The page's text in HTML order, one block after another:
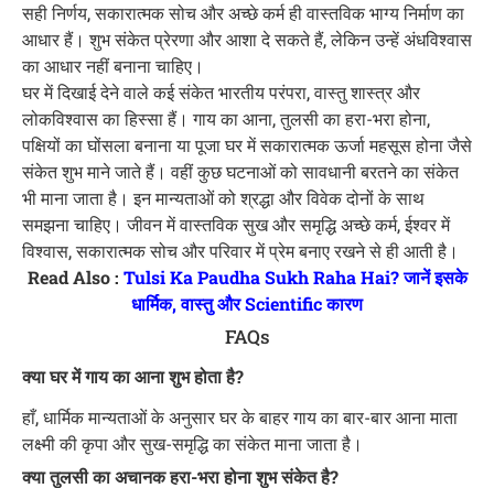
सही निर्णय, सकारात्मक सोच और अच्छे कर्म ही वास्तविक भाग्य निर्माण का
आधार हैं। शुभ संकेत प्रेरणा और आशा दे सकते हैं, लेकिन उन्हें अंधविश्वास
का आधार नहीं बनाना चाहिए।
घर में दिखाई देने वाले कई संकेत भारतीय परंपरा, वास्तु शास्त्र और
लोकविश्वास का हिस्सा हैं। गाय का आना, तुलसी का हरा-भरा होना,
पक्षियों का घोंसला बनाना या पूजा घर में सकारात्मक ऊर्जा महसूस होना जैसे
संकेत शुभ माने जाते हैं। वहीं कुछ घटनाओं को सावधानी बरतने का संकेत
भी माना जाता है। इन मान्यताओं को श्रद्धा और विवेक दोनों के साथ
समझना चाहिए। जीवन में वास्तविक सुख और समृद्धि अच्छे कर्म, ईश्वर में
विश्वास, सकारात्मक सोच और परिवार में प्रेम बनाए रखने से ही आती है।
Read Also : Tulsi Ka Paudha Sukh Raha Hai? जानें इसके
धार्मिक, वास्तु और Scientific कारण
FAQs
क्या घर में गाय का आना शुभ होता है?
हाँ, धार्मिक मान्यताओं के अनुसार घर के बाहर गाय का बार-बार आना माता
लक्ष्मी की कृपा और सुख-समृद्धि का संकेत माना जाता है।
क्या तुलसी का अचानक हरा-भरा होना शुभ संकेत है?